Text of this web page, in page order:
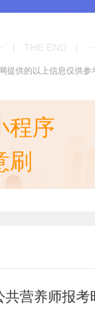
| THE END |
供的以上信息仅供参
程序
刷
共营养师报